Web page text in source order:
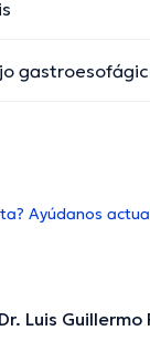
Ayúdanos
Luis Guillermo